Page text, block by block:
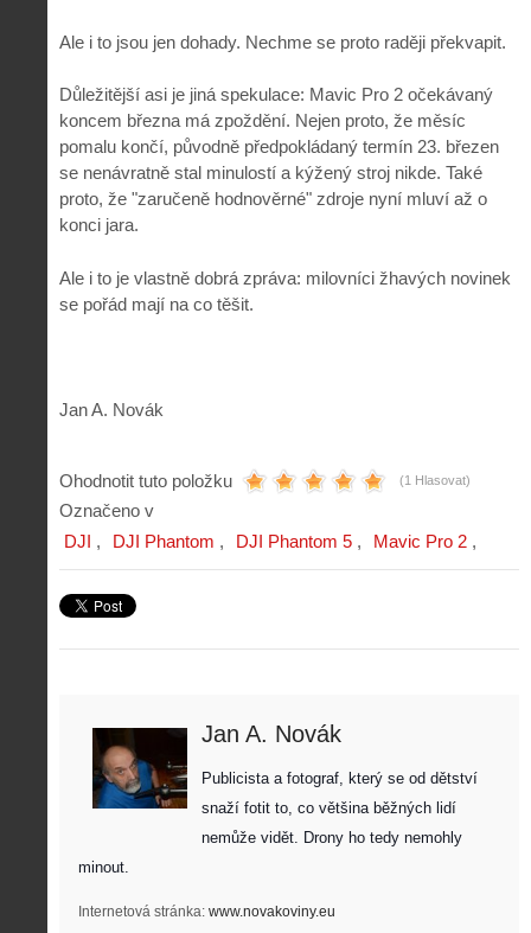
Ale i to jsou jen dohady. Nechme se proto raději překvapit.
Důležitější asi je jiná spekulace: Mavic Pro 2 očekávaný
koncem března má zpoždění. Nejen proto, že měsíc
pomalu končí, původně předpokládaný termín 23. březen
se nenávratně stal minulostí a kýžený stroj nikde. Také
proto, že "zaručeně hodnověrné" zdroje nyní mluví až o
konci jara.
Ale i to je vlastně dobrá zpráva: milovníci žhavých novinek
se pořád mají na co těšit.
Jan A. Novák
Ohodnotit tuto položku (1 Hlasovat)
Označeno v
DJI
DJI Phantom DJI Phantom 5 Mavic Pro 2
Jan A. Novák
Publicista a fotograf, který se od dětství
snaží fotit to, co většina běžných lidí
nemůže vidět. Drony ho tedy nemohly
minout.
Internetová stránka: www.novakoviny.eu